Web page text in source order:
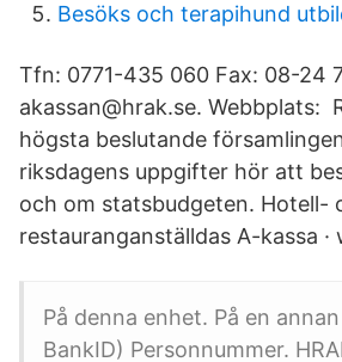
Besöks och terapihund
Tfn: 0771-435 060 Fax: 08-24
akassan@hrak.se. Webbplats:
högsta beslutande
riksdagens uppgifter hör att
och om statsbudgeten. Hotell-
restauranganställdas A-kassa ·
På denna enhet. På en
BankID) Personnummer.